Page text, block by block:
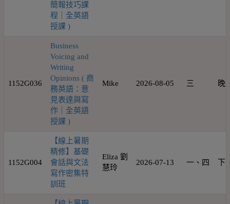
簡報技巧課
程｜全英語
授課 )
1152G036
Business
Voicing and
Writing
Opinions ( 商
務英語：意
見表達與寫
作｜全英語
授課 )
Mike 2026-08-05 三 晚
1152G004
【線上暑期
精修】基礎
會話與文法
寫作密集特
訓班
Eliza 劉
慧玲
2026-07-13 一、四 下